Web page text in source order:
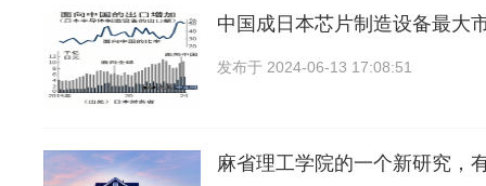
中国成日本芯片制造设备最大
发布于 2024-06-13 17:08:51
麻省理工学院的一个新研究，